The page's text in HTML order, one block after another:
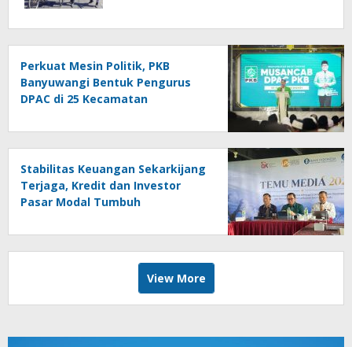
Perkuat Mesin Politik, PKB
Banyuwangi Bentuk Pengurus
DPAC di 25 Kecamatan
Stabilitas Keuangan Sekarkijang
Terjaga, Kredit dan Investor
Pasar Modal Tumbuh
View More